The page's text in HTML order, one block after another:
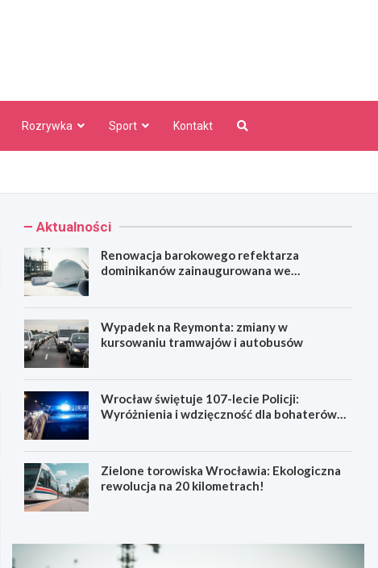
Rozrywka Sport Kontakt
Aktualności
Renowacja barokowego refektarza
dominikanów zainaugurowana we
Wypadek na Reymonta: zmiany w
kursowaniu tramwajów i autobusów
Wrocław świętuje 107-lecie Policji:
Wyróżnienia i wdzięczność dla bohaterów
Zielone torowiska Wrocławia: Ekologiczna
rewolucja na 20 kilometrach!